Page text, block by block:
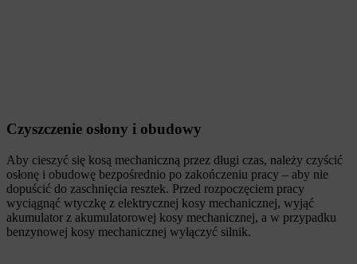
Czyszczenie osłony i obudowy
Aby cieszyć się kosą mechaniczną przez długi czas, należy czyścić
osłonę i obudowę bezpośrednio po zakończeniu pracy – aby nie
dopuścić do zaschnięcia resztek. Przed rozpoczęciem pracy
wyciągnąć wtyczkę z elektrycznej kosy mechanicznej, wyjąć
akumulator z akumulatorowej kosy mechanicznej, a w przypadku
benzynowej kosy mechanicznej wyłączyć silnik.